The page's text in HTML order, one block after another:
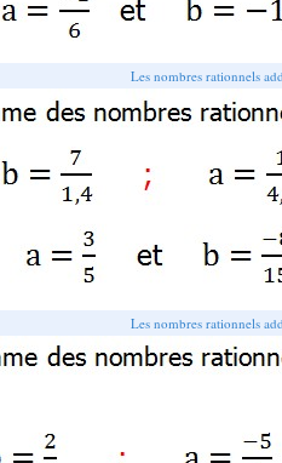
Les nombres rationnels
Les nombres rationnels